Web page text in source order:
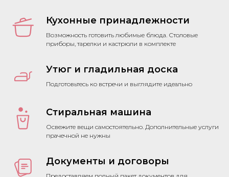
Кухонные принадлежности
Возможность готовить любимые блюда. Столовые
приборы, тарелки и кастрюли в комплекте
Утюг и гладильная доска
Подготовьтесь ко встречи и выглядите идеально
Стиральная машина
Освежите вещи самостоятельно. Дополнительные услуги
прачечной не нужны
Документы и договоры